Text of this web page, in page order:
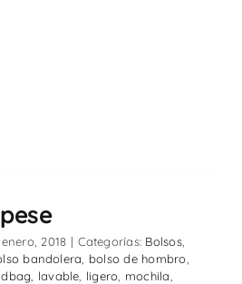
2018 | Categorías: Bolsos,
bandolera bolso de hombro
lavable ligero mochila